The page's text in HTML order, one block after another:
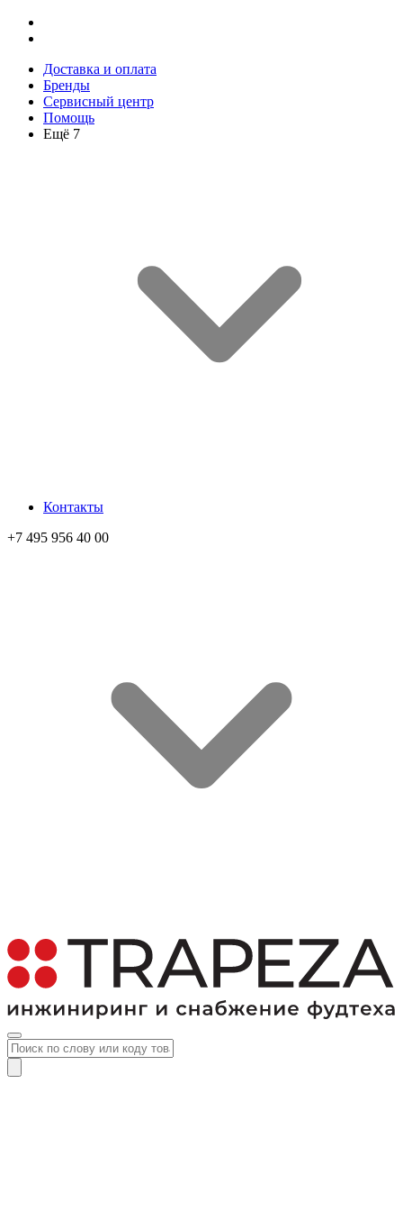
Доставка и оплата
Бренды
Сервисный центр
Помощь
Ещё 7
Контакты
+7 495 956 40 00